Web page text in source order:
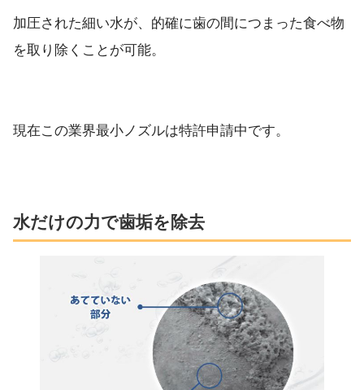
加圧された細い水が、的確に歯の間につまった食べ物
を取り除くことが可能。
現在この業界最小ノズルは特許申請中です。
水だけの力で歯垢を除去